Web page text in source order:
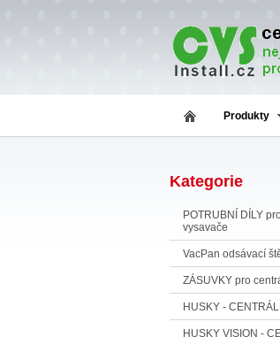
Produkty
Kategorie
POTRUBNÍ DÍLY
vysavače
VacPan odsávací
ZÁSUVKY pro
HUSKY -
HUSKY VISION -